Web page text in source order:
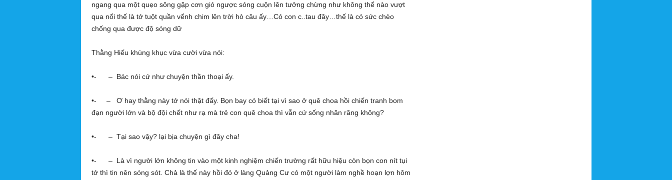
ngang qua một quẹo sông gặp cơn gió ngược sóng cuộn lên tưởng chừng như không thể nào vượt
qua nổi thế là tớ tuột quần vểnh chim lên trời hò câu ấy…Có con c..tau đây…thế là có sức chèo
chống qua được độ sóng dữ
Thằng Hiếu khùng khục vừa cười vừa nói:
•- – Bác nói cứ như chuyện thần thoại ấy.
•- – Ơ hay thằng này tớ nói thật đấy. Bọn bay có biết tại vì sao ở quê choa hồi chiến tranh bom
đạn người lớn và bộ đội chết như rạ mà trẻ con quê choa thì vẫn cứ sống nhăn răng không?
•- – Tại sao vậy? lại bịa chuyện gì đây cha!
•- – Là vì người lớn không tin vào một kinh nghiệm chiến trường rất hữu hiệu còn bọn con nít tụi
tớ thì tin nên sóng sót. Chả là thế này hồi đó ở làng Quảng Cư có một người làm nghề hoạn lợn hôm